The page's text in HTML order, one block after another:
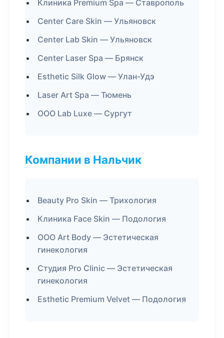
Клиника Premium Spa — Ставрополь
Center Care Skin — Ульяновск
Center Lab Skin — Ульяновск
Center Laser Spa — Брянск
Esthetic Silk Glow — Улан-Удэ
Laser Art Spa — Тюмень
ООО Lab Luxe — Сургут
Компании в Нальчик
Beauty Pro Skin — Трихология
Клиника Face Skin — Подология
ООО Art Body — Эстетическая
гинекология
Студия Pro Clinic — Эстетическая
гинекология
Esthetic Premium Velvet — Подология